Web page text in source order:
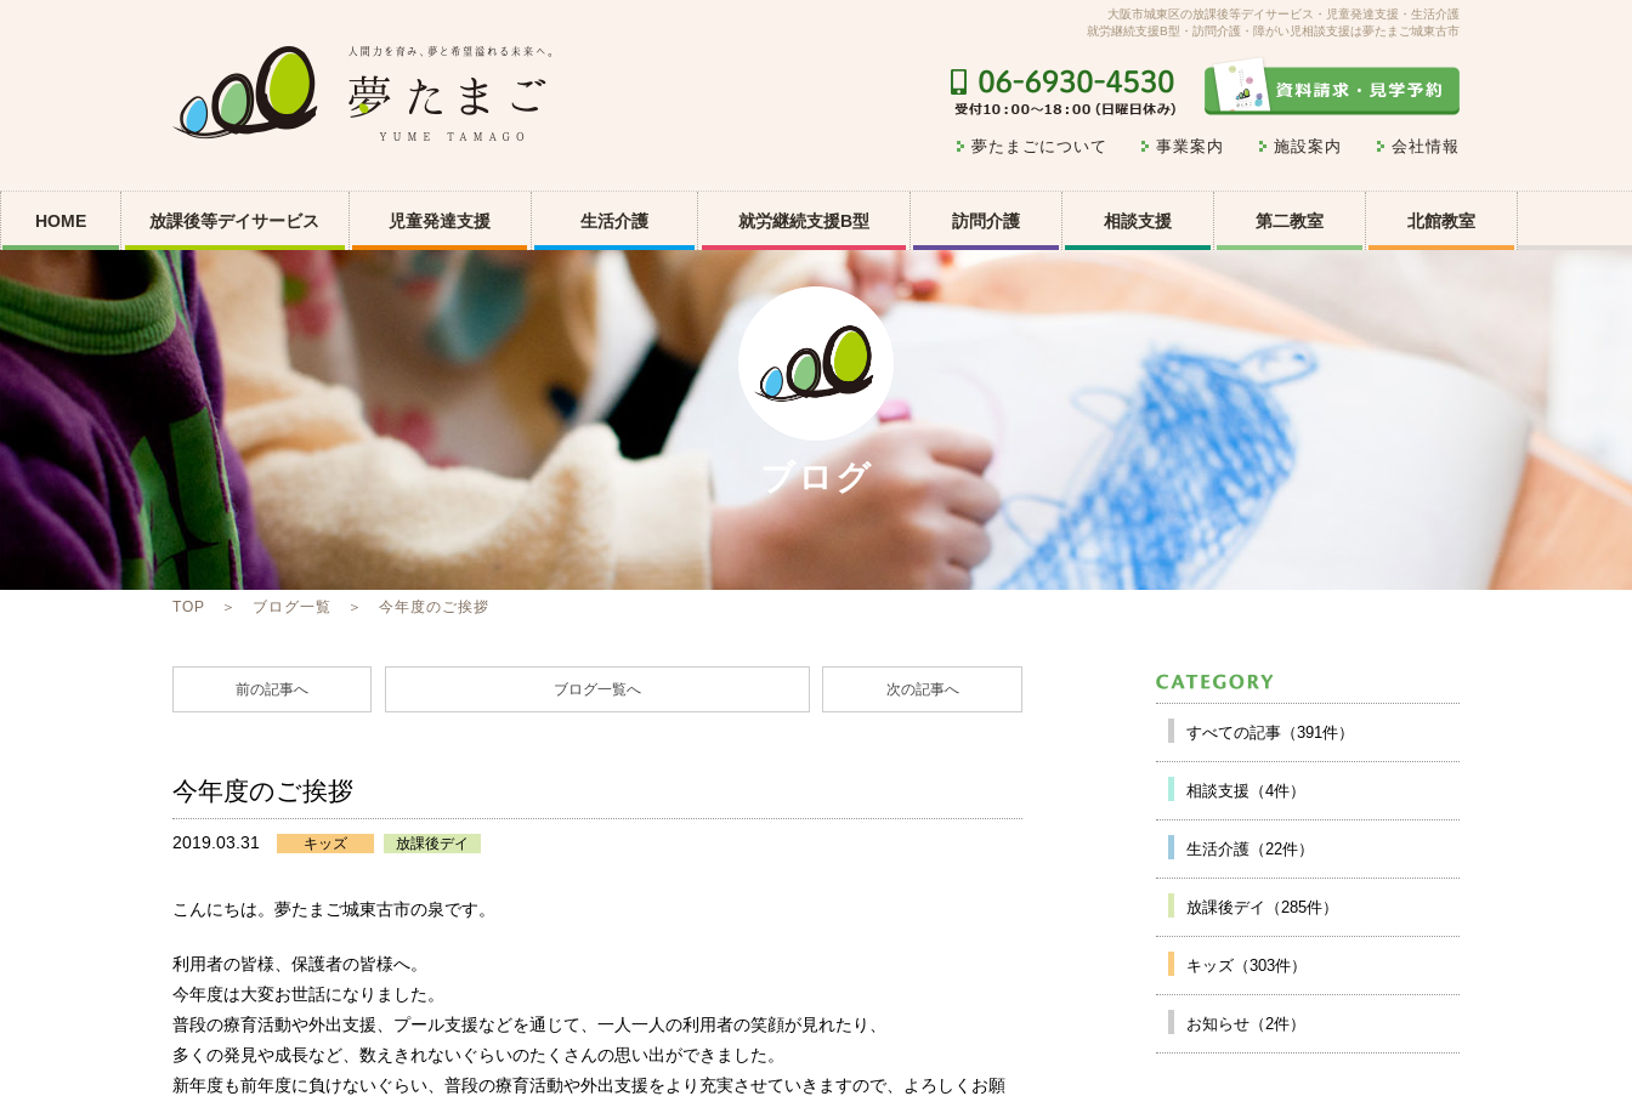
大阪市城東区の放課後等デイサービス・児童発達支援・生活介護
就労継続支援B型・訪問介護・障がい児相談支援は夢たまご城東古市
会社情報
施設案内
事業案内
夢たまごについて
HOME 放課後等デイサービス
城東古市
城東古市第二教室
城東古市北館教室
児童発達支援
城東古市
城東古市第二教室
城東古市北館教室
生活介護 就労継続支援B型 訪問介護 相談支援 第二教室 北館教室
ブログ
TOP ＞ ブログ一覧 ＞ 今年度のご挨拶
前の記事へ ブログ一覧へ 次の記事へ
今年度のご挨拶
2019.03.31 キッズ 放課後デイ
こんにちは。夢たまご城東古市の泉です。
利用者の皆様、保護者の皆様へ。
今年度は大変お世話になりました。
普段の療育活動や外出支援、プール支援などを通じて、一人一人の利用者の笑顔が見れたり、
多くの発見や成長など、数えきれないぐらいのたくさんの思い出ができました。
新年度も前年度に負けないぐらい、普段の療育活動や外出支援をより充実させていきますので、よろしくお願
すべての記事（391件）
相談支援（4件）
生活介護（22件）
放課後デイ（285件）
キッズ（303件）
お知らせ（2件）